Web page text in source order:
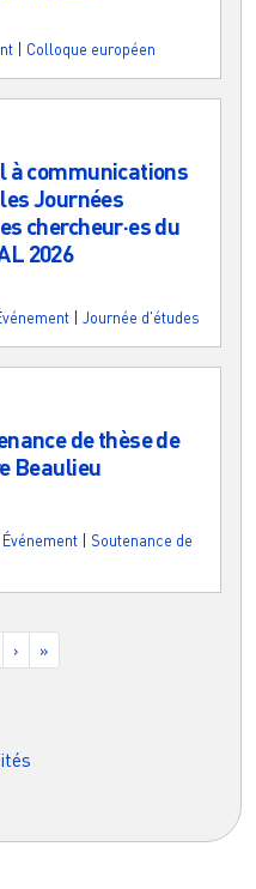
Colloque européen
à communications
Journées
chercheur·es du
2026
Journée d'études
de thèse de
Beaulieu
Événement
Soutenance de
Page suivante
› Dernière page
»